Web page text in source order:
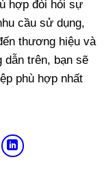
hợp đòi hỏi sự
cầu sử dụng,
thương hiệu và
dẫn trên, bạn sẽ
phù hợp nhất